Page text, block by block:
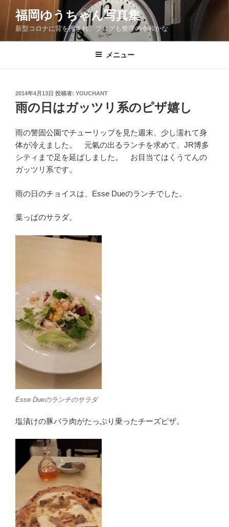
テ
ン
福岡ゆうちゃん写真集
新型コロナに背を押され、ブログも整理の令和かな
メニュー
投
稿
日:
2014年4月13日 投稿者: YOUCHANT
雨の日はガッツリ系のピザ嬉し
雨の警固公園でチューリップを見た週末、少し濡れて身
体が冷えました。 元氣の出るランチを求めて、JR博多
シティまで足を延ばしました。 お目当てはくうてんの
ガッツリ系です。
雨の日のチョイスは、Esse Dueのランチでした。
葉っぱのサラダ。
Esse Dueのランチのサラダ
塩漬けの豚バラ肉がたっぷり乗ったチーズピザ。